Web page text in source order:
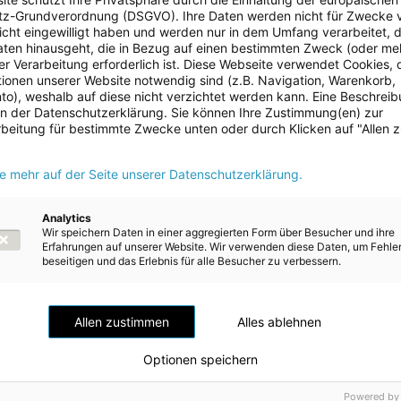
Für denEuroraumverzeichneten das Institut für Höhere
Wirtschaftsforschung (WIFO) und der Internationale
, während dieses im
stagnierte zwar in
insbesondere von der durch die Energiepreise
Unsicherheit und der schwachen internationalen
ergab sich dennoch ein hohes Bruttoinlandsprodukt-(BIP-
(Vorjahr:+4,6 %). Die Inflationsrate betrug
Rückgang im ersten Quartal 2023 und einer erwarteten
Wirtschaftsentwicklung ab der Mitte des Kalenderjahres
Wachstumskurs zurückkehren und sich die Inflationsrate
Grundverordnung (DSGVO). Ihre Daten werden nicht für Zwecke
eingewilligt haben und werden nur in dem Umfang verarbeitet,
hinausgeht, die in Bezug auf einen bestimmten Zweck (oder
Verarbeitung erforderlich ist. Diese Webseite verwendet Cookies,
unserer Website notwendig sind (z.B. Navigation, Warenkorb,
weshalb auf diese nicht verzichtet werden kann. Eine
der Datenschutzerklärung. Sie können Ihre Zustimmung(en) zur
für bestimmte Zwecke unten oder durch Klicken auf "Allen
mehr auf der Seite unserer Datenschutzerklärung.
Analytics
Wir speichern Daten in einer aggregierten Form über Besucher und ihre
Erfahrungen auf unserer Website. Wir verwenden diese Daten, um
beseitigen und das Erlebnis für alle Besucher zu verbessern.
Allen zustimmen Alles ablehnen
Optionen speichern
Powered by